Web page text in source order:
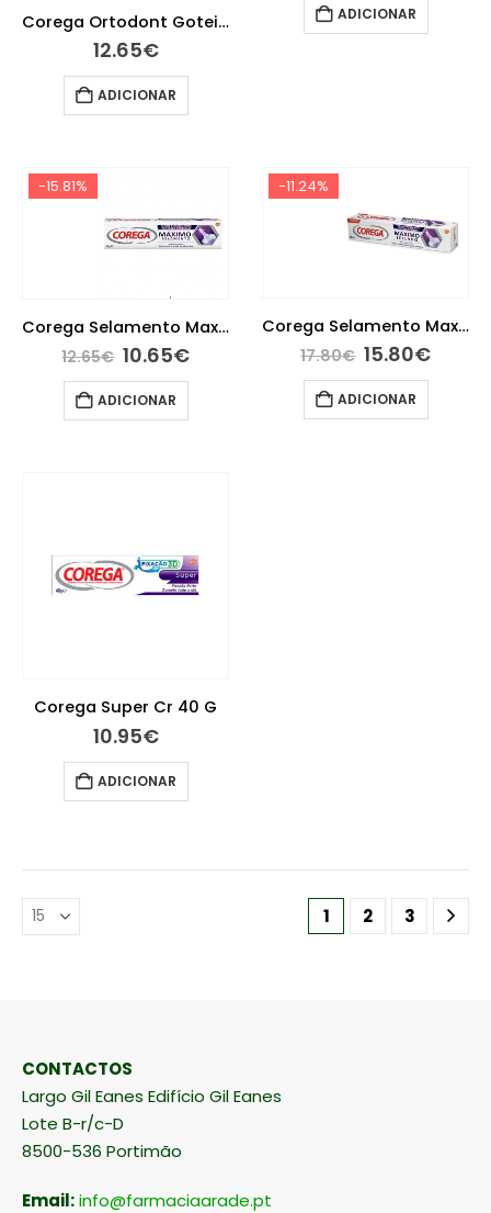
Corega Ortodont Goteiras Past Limp X36
12.65€
ADICIONAR
ADICIONAR
-15.81%
Corega Selamento Maximo Cr Fix Prot 40g
12.65€ 10.65€
ADICIONAR
-11.24%
Corega Selamento Maximo Cr Fix Prot 70G
17.80€ 15.80€
ADICIONAR
Corega Super Cr 40 G
10.95€
ADICIONAR
1 2 3
CONTACTOS
Largo Gil Eanes Edifício Gil Eanes
Lote B-r/c-D
8500-536 Portimão
Email:info@farmaciaarade.pt